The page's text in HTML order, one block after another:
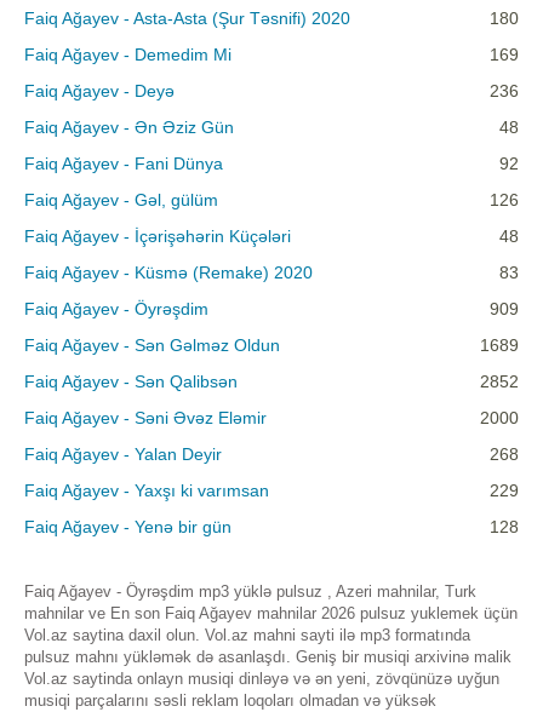
Faiq Ağayev - Asta-Asta (Şur Təsnifi) 2020
180
Faiq Ağayev - Demedim Mi
169
Faiq Ağayev - Deyə
236
Faiq Ağayev - Ən Əziz Gün
48
Faiq Ağayev - Fani Dünya
92
Faiq Ağayev - Gəl, gülüm
126
Faiq Ağayev - İçərişəhərin Küçələri
48
Faiq Ağayev - Küsmə (Remake) 2020
83
Faiq Ağayev - Öyrəşdim
909
Faiq Ağayev - Sən Gəlməz Oldun
1689
Faiq Ağayev - Sən Qalibsən
2852
Faiq Ağayev - Səni Əvəz Eləmir
2000
Faiq Ağayev - Yalan Deyir
268
Faiq Ağayev - Yaxşı ki varımsan
229
Faiq Ağayev - Yenə bir gün
128
Faiq Ağayev - Öyrəşdim mp3 yüklə pulsuz , Azeri mahnilar, Turk
mahnilar ve En son Faiq Ağayev mahnilar 2026 pulsuz yuklemek üçün
Vol.az saytina daxil olun. Vol.az mahni sayti ilə mp3 formatında
pulsuz mahnı yükləmək də asanlaşdı. Geniş bir musiqi arxivinə malik
Vol.az saytinda onlayn musiqi dinləyə və ən yeni, zövqünüzə uyğun
musiqi parçalarını səsli reklam loqoları olmadan və yüksək